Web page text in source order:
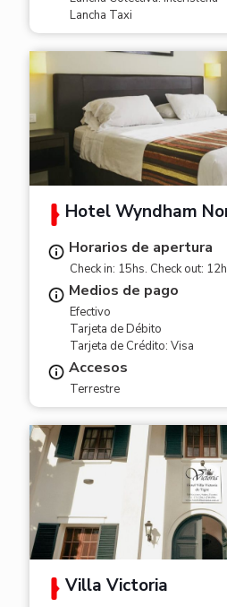
Lancha Taxi
Hotel Wyndham
Horarios de apertura
Check in: 15hs. Check out:
Medios de pago
Efectivo
Tarjeta de Débito
Tarjeta de Crédito: Visa
Accesos
Terrestre
Villa Victoria